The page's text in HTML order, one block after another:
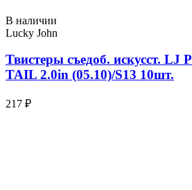
В наличии
Lucky John
Твистеры съедоб. искусст. LJ
TAIL 2.0in (05.10)/S13 10шт.
217 ₽